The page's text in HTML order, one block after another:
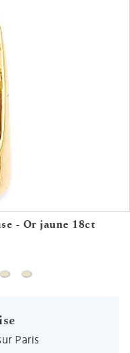
- Or jaune 18ct
de danse - Or jaune 18ct
- Or blanc 9ct
handball - Or blanc 9ct
raquette de tennis
Pendentif planche à voile
Pendentif danseuse
Paris